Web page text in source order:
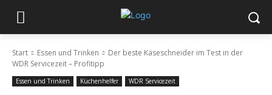
Start Essen und Trinken
Der beste Käseschneider im Test in der
WDR Servicezeit – Profitipp
Essen und Trinken Küchenhelfer WDR Servicezeit